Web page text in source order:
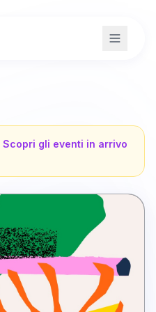
Scopri gli eventi in arrivo